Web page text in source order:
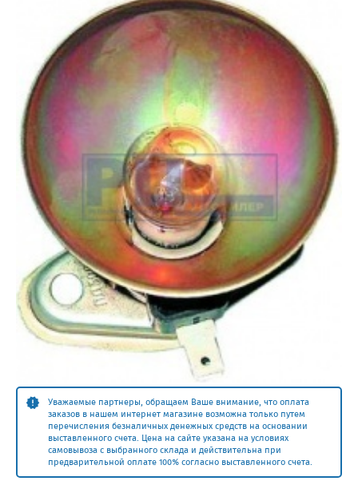
Уважаемые партнеры, обращаем Ваше внимание, что оплата
заказов в нашем интернет магазине возможна только путем
перечисления безналичных денежных средств на основании
выставленного счета. Цена на сайте указана на условиях
самовывоза с выбранного склада и действительна при
предварительной оплате 100% согласно выставленного счета.